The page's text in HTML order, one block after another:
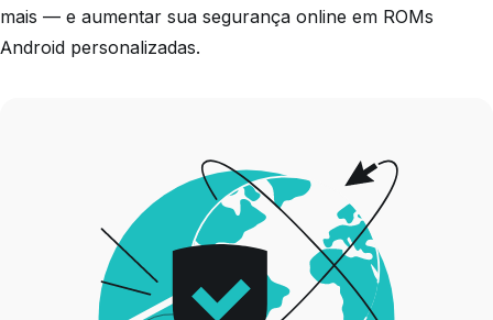
mais — e aumentar sua segurança online em ROMs
Android personalizadas.